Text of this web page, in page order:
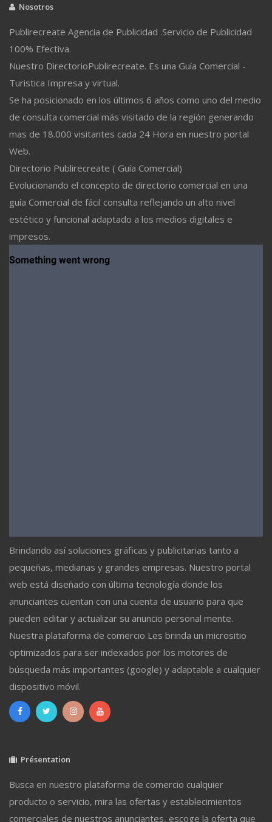
Nosotros
Publirecreate Agencia de Publicidad .Servicio de Publicidad
100% Efectiva.
Nuestro DirectorioPublirecreate. Es una Guía Comercial -
Turistica Impresa y virtual.
Se ha posicionado en los últimos 6 años como uno del medio
de consulta comercial más visitado de la región generando
mas de 18.000 visitantes cada 24 Hora en nuestro portal
Web.
Directorio Publirecreate ( Guía Comercial)
Evolucionando el concepto de directorio comercial en una
guía Comercial de fácil consulta reflejando un alto nivel
estético y funcional adaptado a los medios digitales e
impresos.
Brindando así soluciones gráficas y publicitarias tanto a
pequeñas, medianas y grandes empresas. Nuestro portal
web está diseñado con última tecnología donde los
anunciantes cuentan con una cuenta de usuario para que
pueden editar y actualizar su anuncio personal mente.
Nuestra plataforma de comercio Les brinda un micrositio
optimizados para ser indexados por los motores de
búsqueda más importantes (google) y adaptable a cualquier
dispositivo móvil.
Présentation
Busca en nuestro plataforma de comercio cualquier
producto o servicio, mira las ofertas y establecimientos
comerciales de nuestros anunciantes, escoge la oferta que